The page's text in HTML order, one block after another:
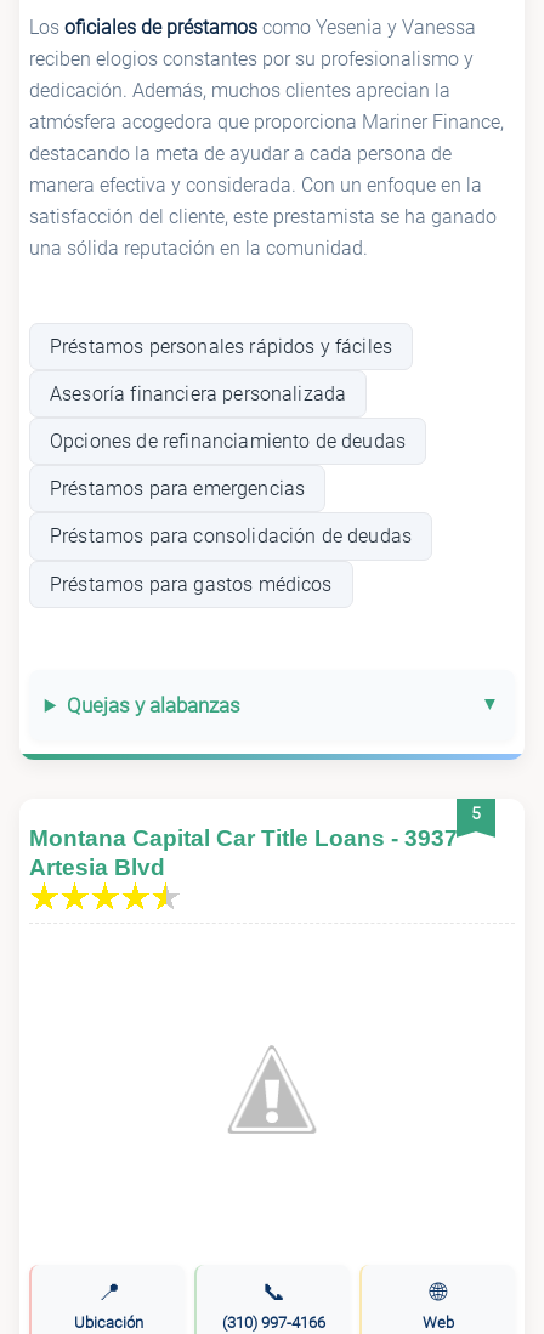
Los oficiales de préstamos como Yesenia y Vanessa
reciben elogios constantes por su profesionalismo y
dedicación. Además, muchos clientes aprecian la
atmósfera acogedora que proporciona Mariner Finance,
destacando la meta de ayudar a cada persona de
manera efectiva y considerada. Con un enfoque en la
satisfacción del cliente, este prestamista se ha ganado
una sólida reputación en la comunidad.
Préstamos personales rápidos y fáciles
Asesoría financiera personalizada
Opciones de refinanciamiento de deudas
Préstamos para emergencias
Préstamos para consolidación de deudas
Préstamos para gastos médicos
Quejas y alabanzas
5
Montana Capital Car Title Loans - 3937
Artesia Blvd
📍
Ubicación
📞
(310) 997-4166
🌐
Web